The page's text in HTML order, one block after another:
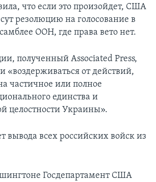
что если это произойдет, США
резолюцию на голосование в
ООН, где права вето нет.
полученный Associated Press,
«воздерживаться от действий,
частичное или полное
единства и
целостности Украины».
вывода всех российских войск из
Госдепартамент США